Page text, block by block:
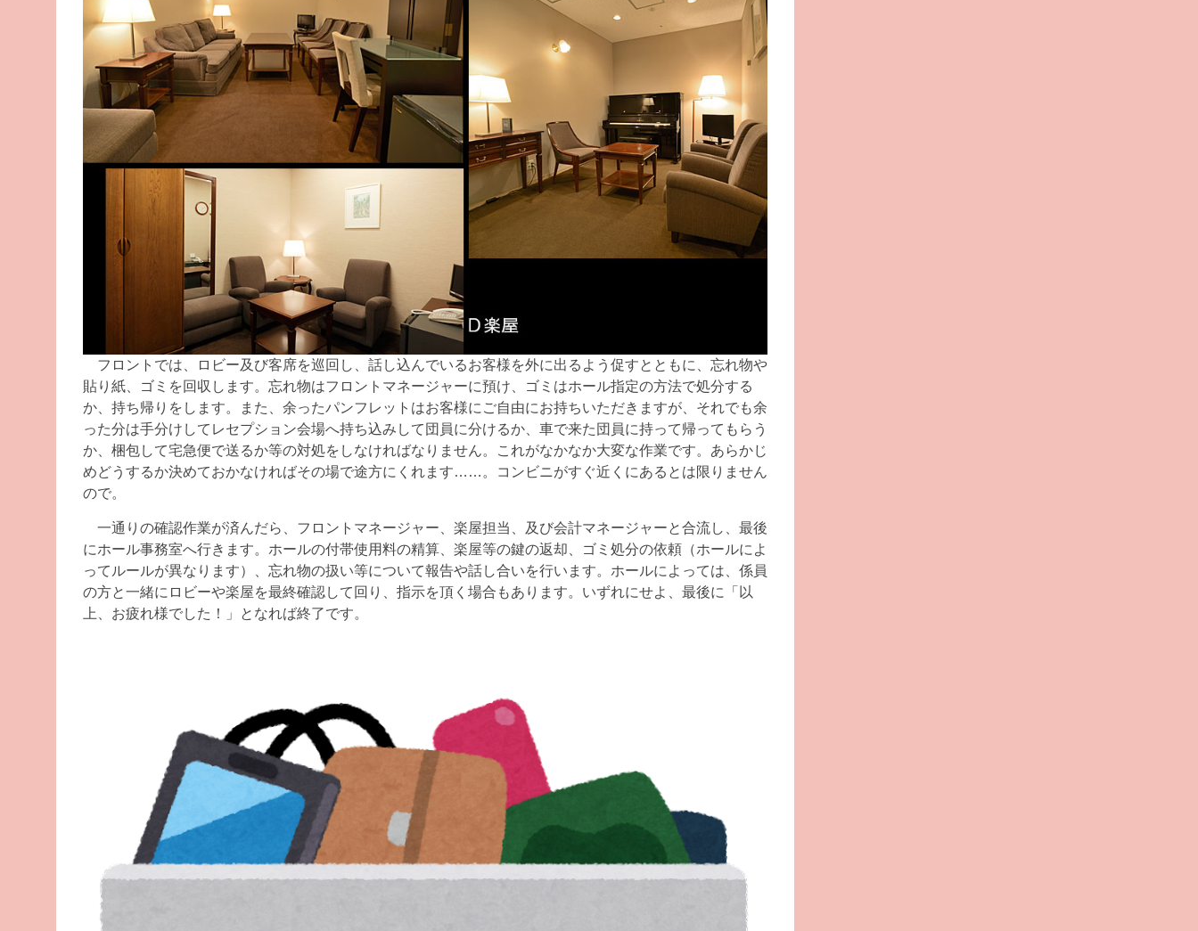
フロントでは、ロビー及び客席を巡回し、話し込んでいるお客様を外に出るよう促すとともに、忘れ物や
貼り紙、ゴミを回収します。忘れ物はフロントマネージャーに預け、ゴミはホール指定の方法で処分する
か、持ち帰りをします。また、余ったパンフレットはお客様にご自由にお持ちいただきますが、それでも余
った分は手分けしてレセプション会場へ持ち込みして団員に分けるか、車で来た団員に持って帰ってもらう
か、梱包して宅急便で送るか等の対処をしなければなりません。これがなかなか大変な作業です。あらかじ
めどうするか決めておかなければその場で途方にくれます……。コンビニがすぐ近くにあるとは限りません
ので。
一通りの確認作業が済んだら、フロントマネージャー、楽屋担当、及び会計マネージャーと合流し、最後
にホール事務室へ行きます。ホールの付帯使用料の精算、楽屋等の鍵の返却、ゴミ処分の依頼（ホールによ
ってルールが異なります）、忘れ物の扱い等について報告や話し合いを行います。ホールによっては、係員
の方と一緒にロビーや楽屋を最終確認して回り、指示を頂く場合もあります。いずれにせよ、最後に「以
上、お疲れ様でした！」となれば終了です。